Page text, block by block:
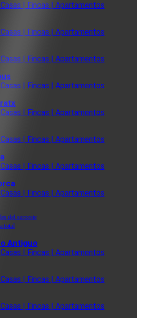
Casas | Fincas | Apartamentos
Casas | Fincas | Apartamentos
Casas | Fincas | Apartamentos
Casas | Fincas | Apartamentos
Casas | Fincas | Apartamentos
Casas | Fincas | Apartamentos
Casas | Fincas | Apartamentos
Casas | Fincas | Apartamentos
del suroeste
total
Antiguo
Casas | Fincas | Apartamentos
Casas | Fincas | Apartamentos
Casas | Fincas | Apartamentos